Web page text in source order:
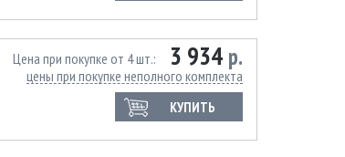
3 934 р.
Цена при покупке от 4 шт.
цены при покупке неполного комплекта
КУПИТЬ